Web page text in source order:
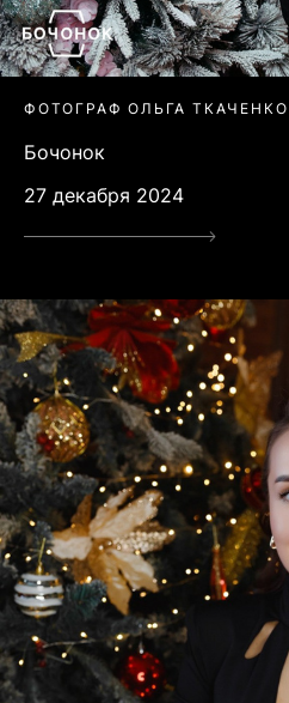
ФОТОГРАФ ОЛЬГА ТКАЧЕНКО
Бочонок
27 декабря 2024